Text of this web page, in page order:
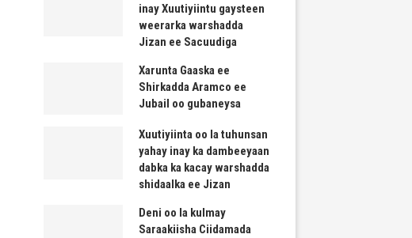
inay Xuutiyiintu gaysteen
weerarka warshadda
Jizan ee Sacuudiga
Xarunta Gaaska ee
Shirkadda Aramco ee
Jubail oo gubaneysa
Xuutiyiinta oo la tuhunsan
yahay inay ka dambeeyaan
dabka ka kacay warshadda
shidaalka ee Jizan
Deni oo la kulmay
Saraakiisha Ciidamada